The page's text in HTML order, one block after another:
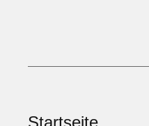
Startseite